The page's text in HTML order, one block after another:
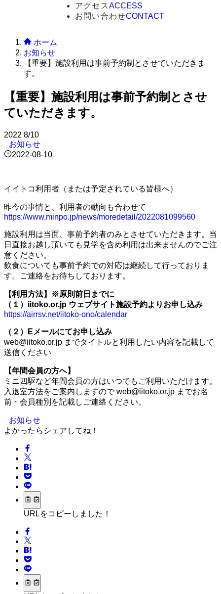
アクセスACCESS
お問い合わせCONTACT
ホーム
お知らせ
【重要】施設利用は事前予約制とさせていただきま
す。
【重要】施設利用は事前予約制とさせ
ていただきます。
2022 8/10
お知らせ
2022-08-10
イイトコ利用者（または予定されている皆様へ）
昨今の事情と、利用者の動向も合わせて
https://www.minpo.jp/news/moredetail/2022081099560
施設利用は当面、事前予約者のみとさせていただきます。当
日直接お越し頂いても見学を含め利用は出来ませんのでご注
意ください。
飲食についても事前予約での対応は継続して行っておりま
す。ご連絡をお待ちしております。
【利用方法】※原則前日までに
（１）iitoko.or.jp ウェブサイト施設予約よりお申し込み
https://airrsv.net/iitoko-ono/calendar
（２）Eメールにてお申し込み
web@iitoko.or.jp までタイトルと利用したい内容を記載して
送信ください
【年間会員の方へ】
ミニ四駆など年間会員の方はいつでもご利用いただけます。
入退室方法をご案内しますので web@iitoko.or.jp までお名
前・会員種別を記載しご連絡ください。
お知らせ
よかったらシェアしてね！
URLをコピーしました！